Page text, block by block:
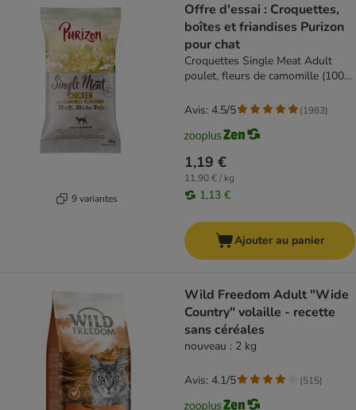
9 variantes
Offre d'essai : Croquettes,
boîtes et friandises Purizon
pour chat
Croquettes Single Meat Adult
poulet, fleurs de camomille (100
1,19 €
11,90 € / kg
1,13 €
Avis: 4.5/5 (1983)
Ajouter au panier
Wild Freedom Adult "Wide
Country" volaille - recette
sans céréales
nouveau : 2 kg
Avis: 4.1/5 (515)